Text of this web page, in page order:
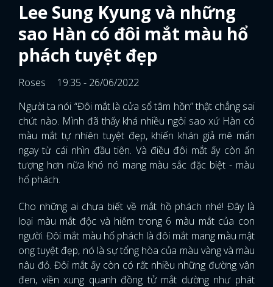
Lee Sung Kyung và những
sao Hàn có đôi mắt màu hổ
phách tuyệt đẹp
Roses
19:35 - 26/06/2022
Người ta nói “Đôi mắt là cửa sổ tâm hồn” thật chẳng sai
chút nào. Mình đã thấy khá nhiều ngôi sao xứ Hàn có
màu mắt tự nhiên tuyệt đẹp, khiến khán giả mê mẩn
ngay từ cái nhìn đầu tiên. Và điều đôi mắt ấy còn ấn
tượng hơn nữa khó nó mang màu sắc đặc biệt - màu
hổ phách.
Cho những ai chưa biết về mắt hồ phách nhé! Đây là
loại màu mắt độc và hiếm trong 6 màu mắt của con
người. Đôi mắt màu hổ phách là đôi mắt mang màu mật
ong tuyệt đẹp, nó là sự tổng hòa của màu vàng và màu
nâu đỏ. Đôi mắt ấy còn có rất nhiều những đường vân
đen, viền xung quanh đồng tử mắt dường như phát